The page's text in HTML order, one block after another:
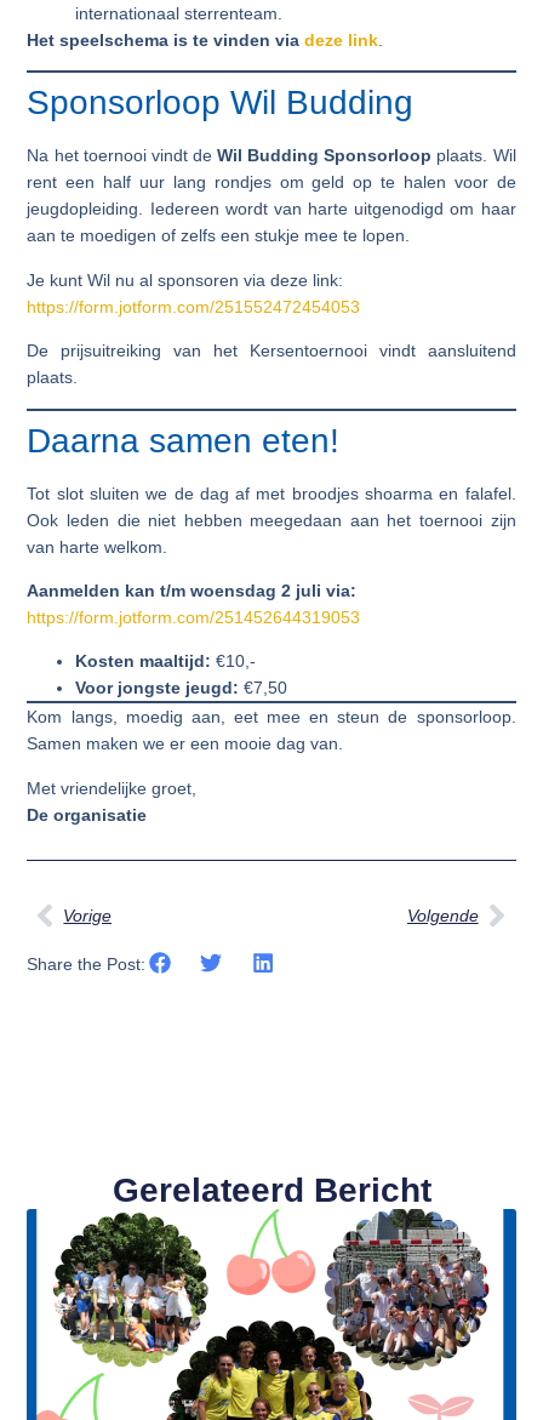
internationaal sterrenteam.
Het speelschema is te vinden viadeze link
Sponsorloop Wil Budding
Na het toernooi vindt deWil Budding Sponsorloop plaats. Wil
rent een half uur lang rondjes om geld op te halen voor de
jeugdopleiding. Iedereen wordt van harte uitgenodigd om haar
aan te moedigen of zelfs een stukje mee te lopen.
Je kunt Wil nu al sponsoren via deze link:
https://form.jotform.com/251552472454053
De prijsuitreiking van het Kersentoernooi vindt aansluitend
plaats.
Daarna samen eten!
Tot slot sluiten we de dag af met broodjes shoarma en falafel.
Ook leden die niet hebben meegedaan aan het toernooi zijn
van harte welkom.
Aanmelden kan t/m woensdag 2 juli via:
https://form.jotform.com/251452644319053
Kosten maaltijd: €10,-
Voor jongste jeugd: €7,50
Kom langs, moedig aan, eet mee en steun de sponsorloop.
Samen maken we er een mooie dag van.
Met vriendelijke groet,
De organisatie
Vorige Volgende
Share the Post:
Gerelateerd Bericht